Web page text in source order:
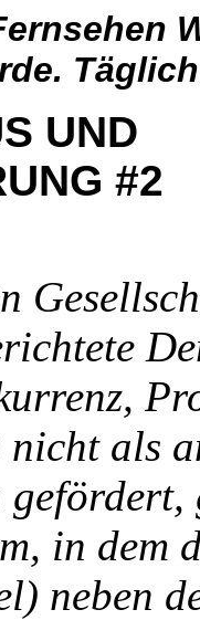
UND
nicht als
in dem
neben